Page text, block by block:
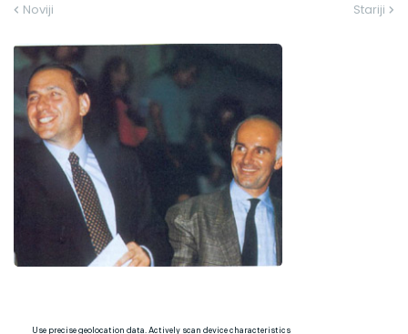
Noviji Stariji